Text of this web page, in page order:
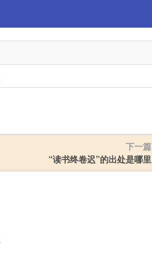
下一篇
“读书终卷迟”的出处是哪里